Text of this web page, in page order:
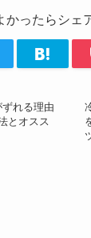
かったらシェ
れる理由
とオスス